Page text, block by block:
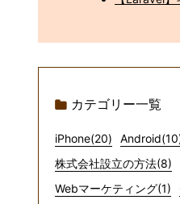
カテゴリー一覧
iPhone(20)
株式会社設立の方法(8)
Webマーケティング(1)